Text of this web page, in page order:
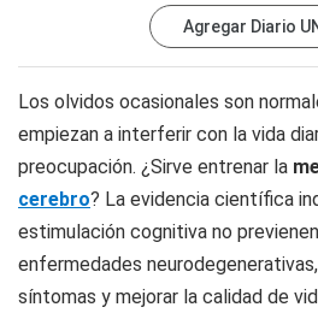
Agregar Diario
Los olvidos ocasionales son
empiezan a interferir con la vida
preocupación. ¿Sirve entrenar la
cerebro? La evidencia científica
estimulación cognitiva no
enfermedades
síntomas y mejorar la calidad de